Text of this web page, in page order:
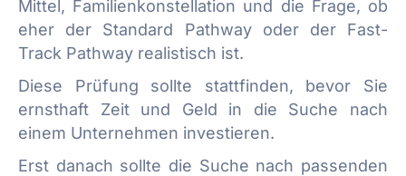
Mittel, Familienkonstellation und die Frage, ob
eher der Standard Pathway oder der Fast-
Track Pathway realistisch ist.
Diese Prüfung sollte stattfinden, bevor Sie
ernsthaft Zeit und Geld in die Suche nach
einem Unternehmen investieren.
Erst danach sollte die Suche nach passenden